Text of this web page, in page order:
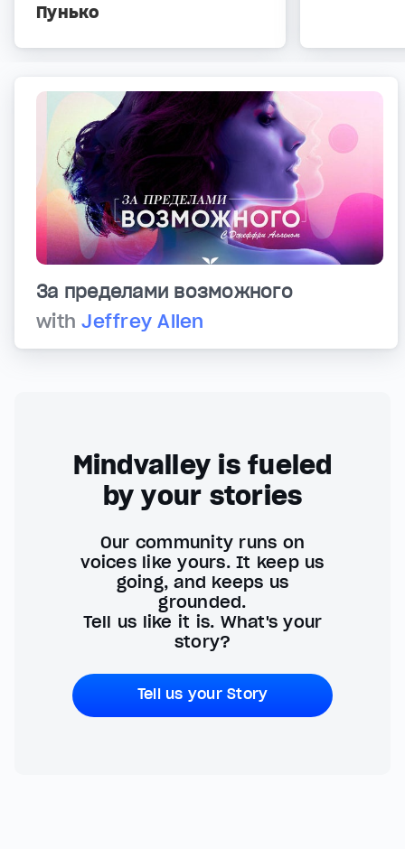
Пунько
За пределами возможного
withJeffrey Allen
Mindvalley is fueled
by your stories
Our community runs on
voices like yours. It keep us
going, and keeps us
grounded.
Tell us like it is. What's your
story?
Tell us your Story